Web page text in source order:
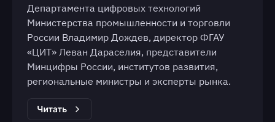
Департамента цифровых технологий
Министерства промышленности и торговли
России Владимир Дождев, директор ФГАУ
«ЦИТ» Леван Дараселия, представители
Минцифры России, институтов развития,
региональные министры и эксперты рынка.